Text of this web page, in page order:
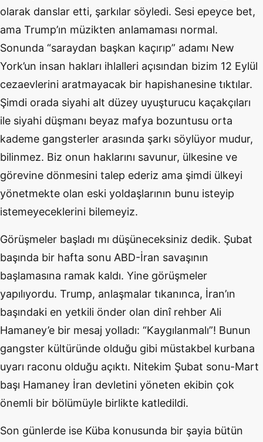
olarak danslar etti, şarkılar söyledi. Sesi epeyce bet,
ama Trump’ın müzikten anlamaması normal.
Sonunda “saraydan başkan kaçırıp” adamı New
York’un insan hakları ihlalleri açısından bizim 12 Eylül
cezaevlerini aratmayacak bir hapishanesine tıktılar.
Şimdi orada siyahi alt düzey uyuşturucu kaçakçıları
ile siyahi düşmanı beyaz mafya bozuntusu orta
kademe gangsterler arasında şarkı söylüyor mudur,
bilinmez. Biz onun haklarını savunur, ülkesine ve
görevine dönmesini talep ederiz ama şimdi ülkeyi
yönetmekte olan eski yoldaşlarının bunu isteyip
istemeyeceklerini bilemeyiz.
Görüşmeler başladı mı düşüneceksiniz dedik. Şubat
başında bir hafta sonu ABD-İran savaşının
başlamasına ramak kaldı. Yine görüşmeler
yapılıyordu. Trump, anlaşmalar tıkanınca, İran’ın
başındaki en yetkili önder olan dinî rehber Ali
Hamaney’e bir mesaj yolladı: “Kaygılanmalı”! Bunun
gangster kültüründe olduğu gibi müstakbel kurbana
uyarı raconu olduğu açıktı. Nitekim Şubat sonu-Mart
başı Hamaney İran devletini yöneten ekibin çok
önemli bir bölümüyle birlikte katledildi.
Son günlerde ise Küba konusunda bir şayia bütün